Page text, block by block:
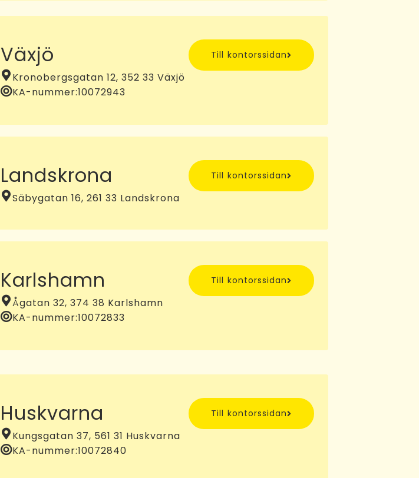
Växjö
Kronobergsgatan 12, 352 33 Växjö
KA-nummer:10072943
Till kontorssidan
Landskrona
Säbygatan 16, 261 33 Landskrona
Till kontorssidan
Karlshamn
Ågatan 32, 374 38 Karlshamn
KA-nummer:10072833
Till kontorssidan
Huskvarna
Kungsgatan 37, 561 31 Huskvarna
KA-nummer:10072840
Till kontorssidan